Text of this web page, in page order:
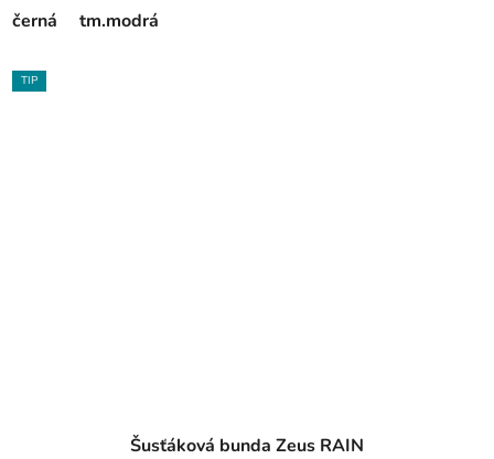
černá tm.modrá
TIP
Šusťáková bunda Zeus RAIN